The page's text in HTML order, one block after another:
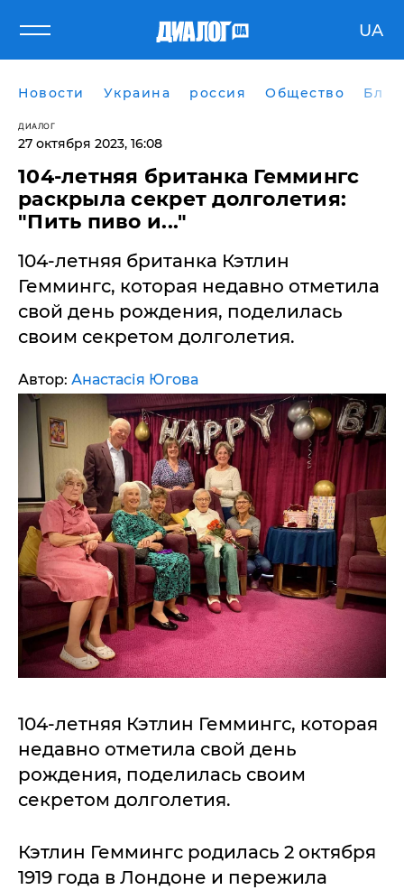
UA
Новости Украина россия Общество
ДИАЛОГ
27 октября 2023, 16:08
104-летняя британка Геммингс
раскрыла секрет долголетия:
"Пить пиво и..."
104-летняя британка Кэтлин
Геммингс, которая недавно отметила
свой день рождения, поделилась
своим секретом долголетия.
Автор: Анастасія Югова
104-летняя Кэтлин Геммингс, которая
недавно отметила свой день
рождения, поделилась своим
секретом долголетия.
Кэтлин Геммингс родилась 2 октября
1919 года в Лондоне и пережила